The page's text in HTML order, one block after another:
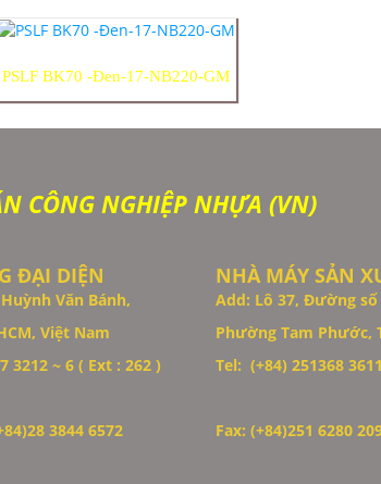
PSLF BK70 -Đen-17-NB220-GM
CÔNG NGHIỆP NHỰA (VN)
ĐẠI DIỆN NHÀ MÁY SẢN
Văn Bánh,
Việt Nam
Add: Lô 37, Đường số
Phường Tam Phước,
3212 ~ 6 ( Ext : 262 ) Tel: (+84) 251368
3844 6572 Fax: (+84)251 6280